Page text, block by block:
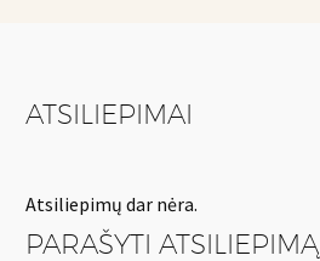
ATSILIEPIMAI
Atsiliepimų dar nėra.
PARAŠYTI ATSILIEPIMĄ